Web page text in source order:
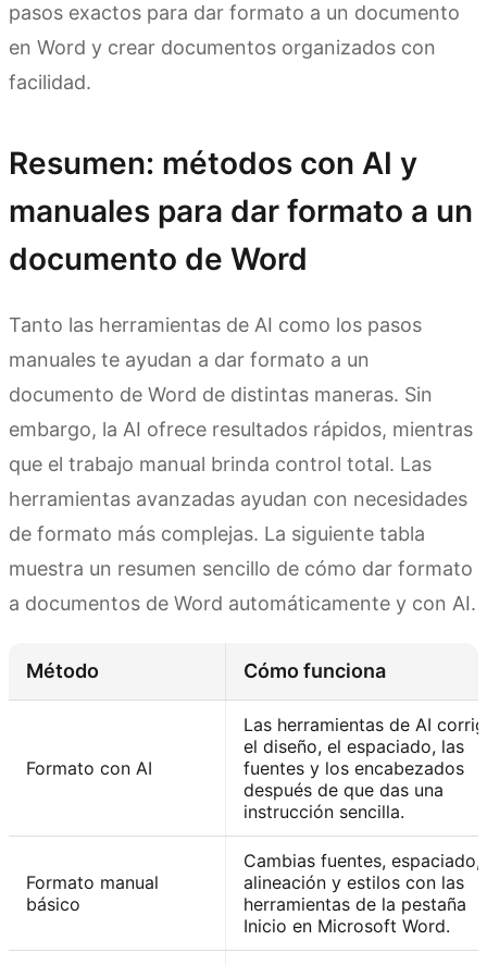
pasos exactos para dar formato a un documento
en Word y crear documentos organizados con
facilidad.
Resumen: métodos con AI y
manuales para dar formato a un
documento de Word
Tanto las herramientas de AI como los pasos
manuales te ayudan a dar formato a un
documento de Word de distintas maneras. Sin
embargo, la AI ofrece resultados rápidos, mientras
que el trabajo manual brinda control total. Las
herramientas avanzadas ayudan con necesidades
de formato más complejas. La siguiente tabla
muestra un resumen sencillo de cómo dar formato
a documentos de Word automáticamente y con AI.
Método Cómo funciona
Formato con AI
Las herramientas de AI
el diseño, el espaciado, las
fuentes y los encabezados
después de que das una
instrucción sencilla.
Formato manual
básico
Cambias fuentes, espaciado,
alineación y estilos con las
herramientas de la pestaña
Inicio en Microsoft Word.